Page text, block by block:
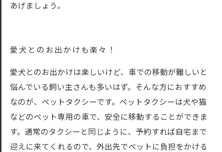
あげましょう。
愛犬とのお出かけも楽々！
愛犬とのお出かけは楽しいけど、車での移動が難しいと
悩んでいる飼い主さんも多いはず。そんな方におすすめ
なのが、ペットタクシーです。ペットタクシーは犬や猫
などのペット専用の車で、安全に移動することができま
す。通常のタクシーと同じように、予約すれば自宅まで
迎えに来てくれるので、外出先でペットに負担をかける